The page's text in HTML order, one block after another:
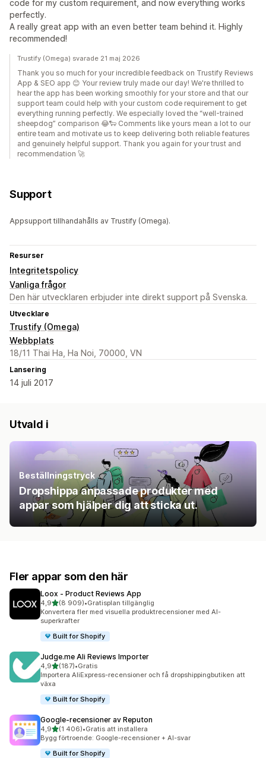
code for my custom requirement, and now everything works
perfectly.
A really great app with an even better team behind it. Highly
recommended!
Trustify (Omega) svarade 21 maj 2026
Thank you so much for your incredible feedback on Trustify Reviews
App & SEO app 😊 Your review truly made our day! We're thrilled to
hear the app has been working smoothly for your store and that our
support team could help with your custom code requirement to get
everything running perfectly. We especially loved the “well-trained
sheepdog” comparison 😂🐑 Comments like yours mean a lot to our
entire team and motivate us to keep delivering both reliable features
and genuinely helpful support. Thank you again for your trust and
recommendation 🚀
Support
Appsupport tillhandahålls av Trustify (Omega).
Resurser
Integritetspolicy
Vanliga frågor
Den här utvecklaren erbjuder inte direkt support på Svenska.
Utvecklare
Trustify (Omega)
Webbplats
18/11 Thai Ha, Ha Noi, 70000, VN
Lansering
14 juli 2017
Utvald i
Beställningstryck
Dropshippa anpassade produkter med
appar som hjälper dig att sticka ut.
Fler appar som den här
Loox ‑ Product Reviews App
4,9av 5 stjärnor
(8 909)
8909 recensioner totalt
•Gratisplan tillgänglig
Konvertera fler med visuella produktrecensioner med AI-
superkrafter
Built for Shopify
Judge.me Ali Reviews Importer
4,9av 5 stjärnor
(187)
187 recensioner totalt
•Gratis
Importera AliExpress-recensioner och få dropshippingbutiken att
växa
Built for Shopify
Google‑recensioner av Reputon
4,9av 5 stjärnor
(1 406)
1406 recensioner totalt
•Gratis att installera
Bygg förtroende: Google-recensioner + AI-svar
Built for Shopify